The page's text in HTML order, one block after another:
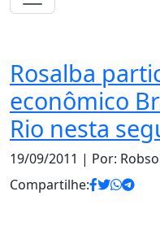
Rosalba
econômico
Rio nesta
19/09/2011 | Por:
Compartilhe: